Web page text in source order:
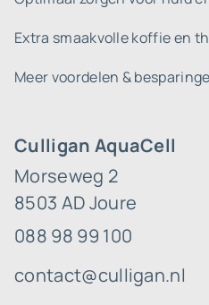
Culligan AquaCell
Morseweg 2
8503 AD Joure
088 98 99 100
contact@culligan.nl
Extra smaakvolle koffie en
Meer voordelen &